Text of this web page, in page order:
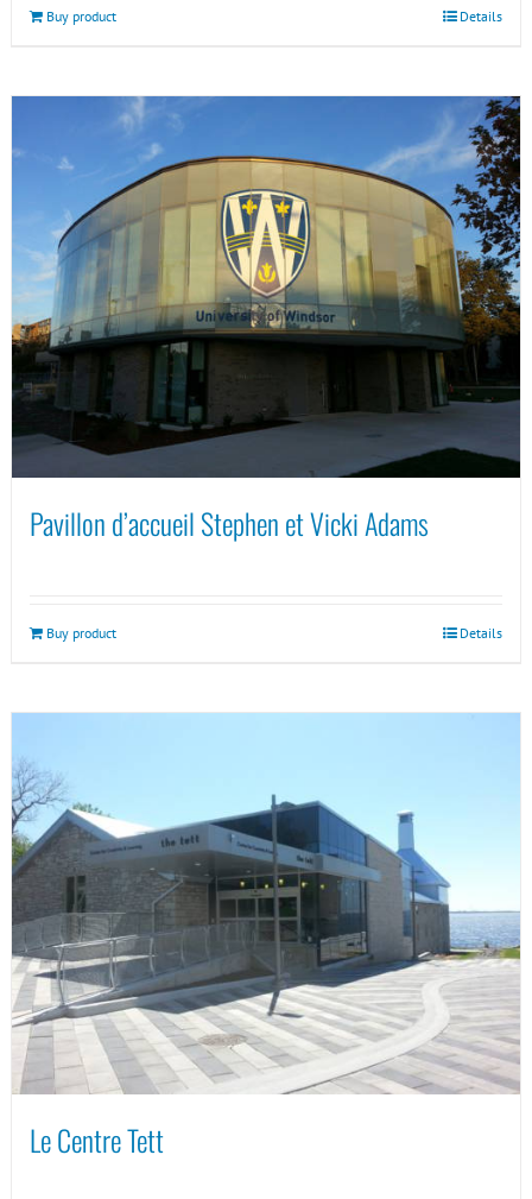
Buy product Details
Pavillon d’accueil Stephen et Vicki Adams
Buy product Details
Le Centre Tett